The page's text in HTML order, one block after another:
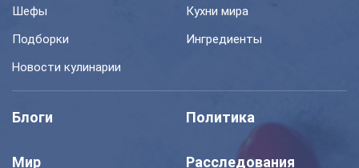
Шефы
Кухни мира
Подборки
Ингредиенты
Новости кулинарии
Блоги Политика
Мир Расследования